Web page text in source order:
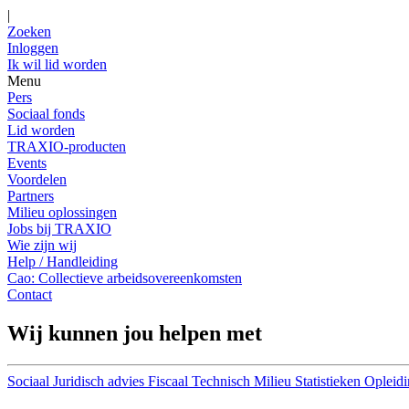
|
Zoeken
Inloggen
Ik wil lid worden
Menu
Pers
Sociaal fonds
Lid worden
TRAXIO-producten
Events
Voordelen
Partners
Milieu oplossingen
Jobs bij TRAXIO
Wie zijn wij
Help / Handleiding
Cao: Collectieve arbeidsovereenkomsten
Contact
Wij kunnen jou helpen met
Sociaal Juridisch advies Fiscaal Technisch Milieu Statistieken